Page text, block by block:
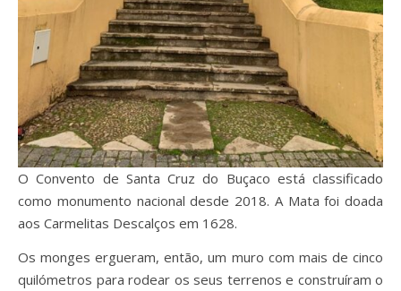
O Convento de Santa Cruz do Buçaco está classificado
como monumento nacional desde 2018. A Mata foi doada
aos Carmelitas Descalços em 1628.
Os monges ergueram, então, um muro com mais de cinco
quilómetros para rodear os seus terrenos e construíram o